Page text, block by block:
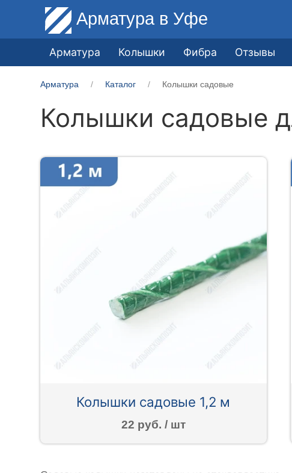
Арматура в Уфе
Арматура Колышки Фибра Отзывы
Арматура Каталог Колышки садовые
Колышки садовые
Колышки садовые 1,2 м
22 руб. / шт